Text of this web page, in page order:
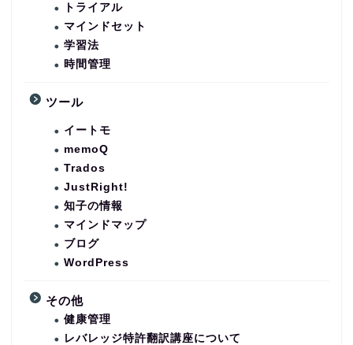
トライアル
マインドセット
学習法
時間管理
ツール
イートモ
memoQ
Trados
JustRight!
知子の情報
マインドマップ
ブログ
WordPress
その他
健康管理
レバレッジ特許翻訳講座について